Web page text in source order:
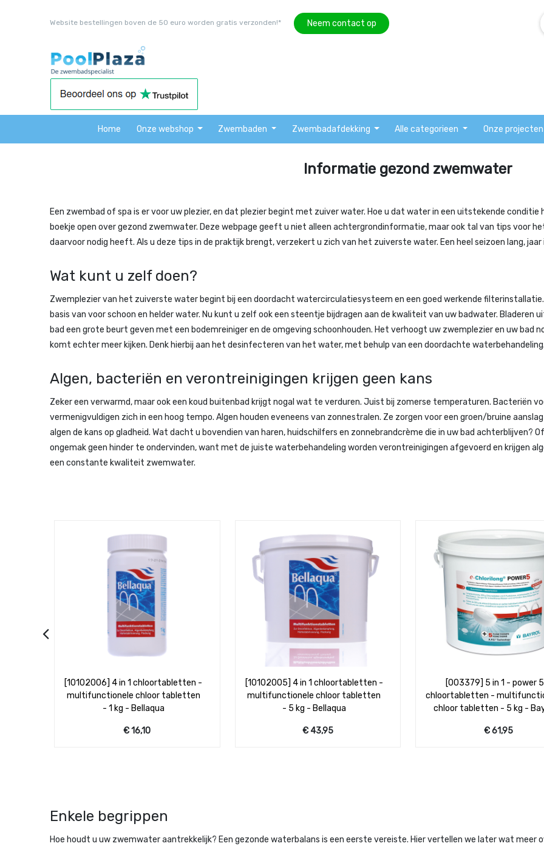
Website bestellingen boven de 50 euro worden gratis verzonden!* Neem contact op
Home Onze webshop Zwembaden Zwembadafdekking Alle categorieen Onze projecten
Informatie gezond zwemwater
Een zwembad of spa is er voor uw plezier, en dat plezier begint met zuiver water. Hoe u dat water in een uitstekende conditie
boekje open over gezond zwemwater. Deze webpage geeft u niet alleen achtergrondinformatie, maar ook tal van tips voor
daarvoor nodig heeft. Als u deze tips in de praktijk brengt, verzekert u zich van het zuiverste water. Een heel seizoen lang,
Wat kunt u zelf doen?
Zwemplezier van het zuiverste water begint bij een doordacht watercirculatiesysteem en een goed werkende
basis van voor schoon en helder water. Nu kunt u zelf ook een steentje bijdragen aan de kwaliteit van uw badwater. Bladeren
bad een grote beurt geven met een bodemreiniger en de omgeving schoonhouden. Het verhoogt uw zwemplezier en uw bad
komt echter meer kijken. Denk hierbij aan het desinfecteren van het water, met behulp van een doordachte
Algen, bacteriën en verontreinigingen krijgen geen kans
Zeker een verwarmd, maar ook een koud buitenbad krijgt nogal wat te verduren. Juist bij zomerse temperaturen. Bacteriën
vermenigvuldigen zich in een hoog tempo. Algen houden eveneens van zonnestralen. Ze zorgen voor een groen/bruine
algen de kans op gladheid. Wat dacht u bovendien van haren, huidschilfers en zonnebrandcrème die in uw bad achterblijven?
ongemak geen hinder te ondervinden, want met de juiste waterbehandeling worden verontreinigingen afgevoerd en krijgen
een constante kwaliteit zwemwater.
[10102005] 4 in 1 chloortabletten -
multifunctionele chloor tabletten
- 5 kg - Bellaqua
€43,95
[003379] 5 in 1 - power 5
chloortabletten - multifunctionele
chloor tabletten - 5 kg - Bayrol
€61,95
[006768] 5 in 1 mini 20
chloortabletten -
chloor tabletten - 1 kg -
€19,95
Enkele begrippen
Hoe houdt u uw zwemwater aantrekkelijk? Een gezonde waterbalans is een eerste vereiste. Hier vertellen we later wat meer